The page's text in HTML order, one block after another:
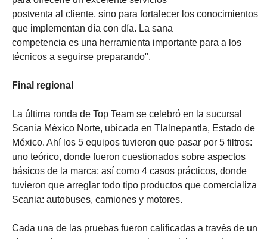
postventa al cliente, sino para fortalecer los conocimientos
que implementan día con día. La sana
competencia es una herramienta importante para a los
técnicos a seguirse preparando".
Final regional
La última ronda de Top Team se celebró en la sucursal
Scania México Norte, ubicada en Tlalnepantla, Estado de
México. Ahí los 5 equipos tuvieron que pasar por 5 filtros:
uno teórico, donde fueron cuestionados sobre aspectos
básicos de la marca; así como 4 casos prácticos, donde
tuvieron que arreglar todo tipo productos que comercializa
Scania: autobuses, camiones y motores.
Cada una de las pruebas fueron calificadas a través de un